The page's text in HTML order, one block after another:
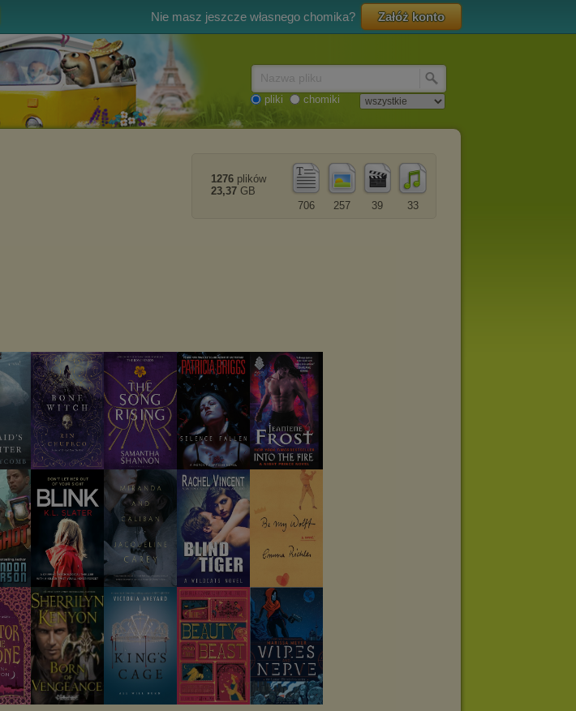
Nie masz jeszcze własnego chomika? Załóż konto
pliki chomiki
33
39
257
706
1276 plików
23,37 GB